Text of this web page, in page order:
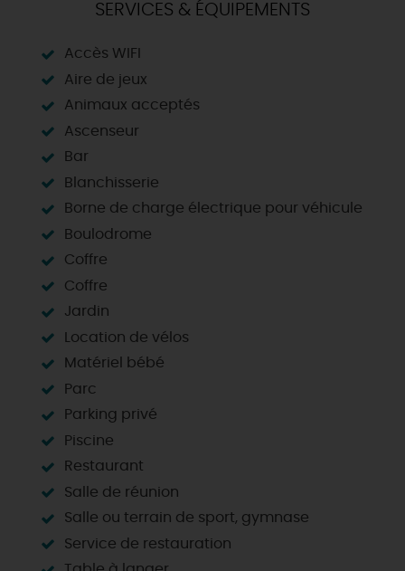
SERVICES & ÉQUIPEMENTS
Accès WIFI
Aire de jeux
Animaux acceptés
Ascenseur
Bar
Blanchisserie
Borne de charge électrique pour véhicule
Boulodrome
Coffre
Coffre
Jardin
Location de vélos
Matériel bébé
Parc
Parking privé
Piscine
Restaurant
Salle de réunion
Salle ou terrain de sport, gymnase
Service de restauration